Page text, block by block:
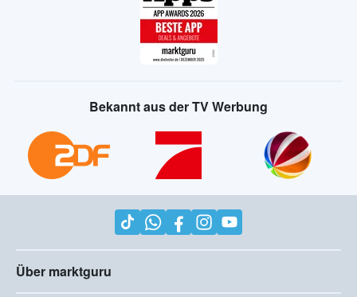
Bekannt aus der TV Werbung
Über marktguru